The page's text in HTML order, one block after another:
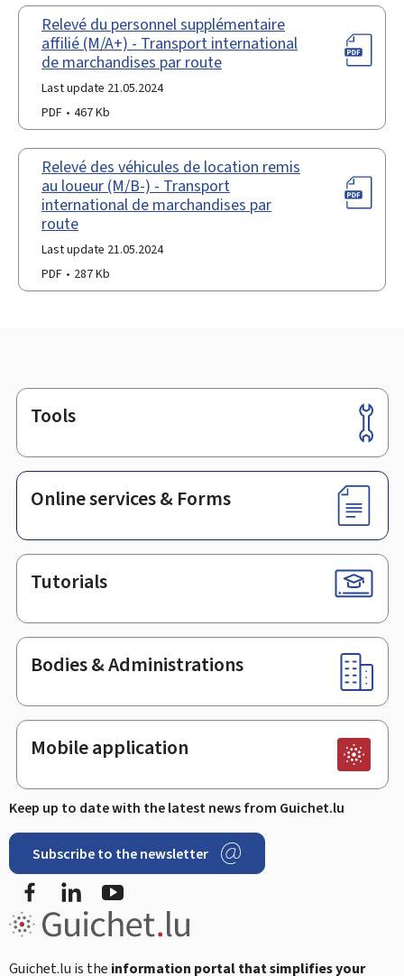
Relevé du personnel supplémentaire
affilié (M/A+) - Transport international
de marchandises par route
Last update 21.05.2024
PDF
467 Kb
Relevé des véhicules de location remis
au loueur (M/B-) - Transport
international de marchandises par
route
Last update 21.05.2024
PDF
287 Kb
Footer
Tools
Online services & Forms
Tutorials
Bodies & Administrations
Mobile application
Keep up to date with the latest news from Guichet.lu
Subscribe to the newsletter
FacebookLinkedIn
Guichet.lu is the information portal that simplifies your